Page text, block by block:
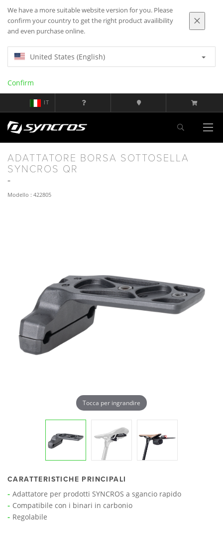
We have a more suitable website version for you. Please
confirm your country to get the right product availibility
and even purchase online.
United States (English)
Confirm
IT
ADATTATORE BORSA SOTTOSELLA
SYNCROS QR
Modello : 422805
Tocca per ingrandire
CARATTERISTICHE PRINCIPALI
Adattatore per prodotti SYNCROS a sgancio rapido
Compatibile con i binari in carbonio
Regolabile